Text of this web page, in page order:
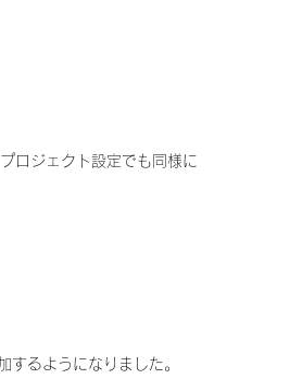
ロジェクト設定でも同様に
るようになりました。